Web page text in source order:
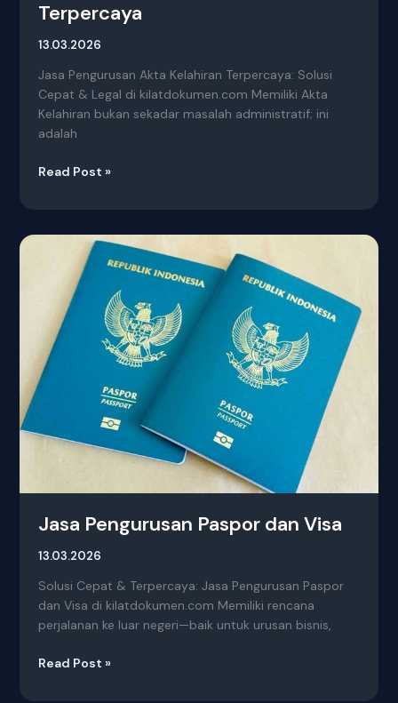
Terpercaya
13.03.2026
Jasa Pengurusan Akta Kelahiran Terpercaya: Solusi
Cepat & Legal di kilatdokumen.com Memiliki Akta
Kelahiran bukan sekadar masalah administratif; ini
adalah
Read Post »
Jasa Pengurusan Paspor dan Visa
13.03.2026
Solusi Cepat & Terpercaya: Jasa Pengurusan Paspor
dan Visa di kilatdokumen.com Memiliki rencana
perjalanan ke luar negeri—baik untuk urusan bisnis,
Pengurusan
Paspor
Visa
Read Post »